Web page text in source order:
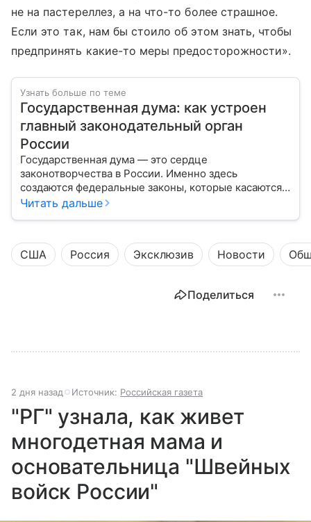
не на пастереллез, а на что-то более страшное.
Если это так, нам бы стоило об этом знать, чтобы
предпринять какие-то меры предосторожности».
Узнать больше по теме
Государственная дума: как устроен
главный законодательный орган
России
Государственная дума — это сердце
законотворчества в России. Именно здесь
создаются федеральные законы, которые касаются
жизни каждого гражданина: от образования и
Читать дальше
США Россия Эксклюзив Новости
Поделиться
2 дня назад Источник: Российская газета
"РГ" узнала, как живет
многодетная мама и
основательница "Швейных
войск России"